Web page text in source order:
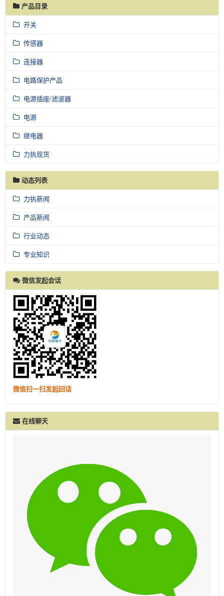
产品目录
开关
传感器
连接器
电路保护产品
电源插座/滤波器
电源
继电器
力执现货
动态列表
力执新闻
产品新闻
行业动态
专业知识
微信发起会话
微信扫一扫发起回话
在线聊天